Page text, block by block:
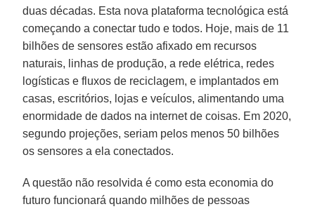
duas décadas. Esta nova plataforma tecnológica está
começando a conectar tudo e todos. Hoje, mais de 11
bilhões de sensores estão afixado em recursos
naturais, linhas de produção, a rede elétrica, redes
logísticas e fluxos de reciclagem, e implantados em
casas, escritórios, lojas e veículos, alimentando uma
enormidade de dados na internet de coisas. Em 2020,
segundo projeções, seriam pelos menos 50 bilhões
os sensores a ela conectados.
A questão não resolvida é como esta economia do
futuro funcionará quando milhões de pessoas